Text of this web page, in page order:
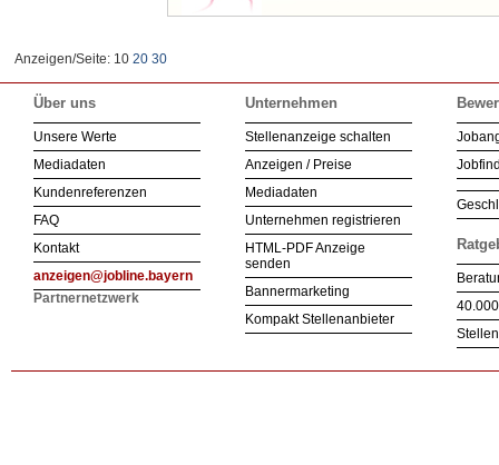
Anzeigen/Seite: 10 20 30
Über uns
Unsere Werte
Mediadaten
Kundenreferenzen
FAQ
Kontakt
anzeigen@jobline.bayern
Partnernetzwerk
Unternehmen
Stellenanzeige schalten
Anzeigen / Preise
Mediadaten
Unternehmen registrieren
HTML-PDF Anzeige
senden
Bannermarketing
Kompakt Stellenanbieter